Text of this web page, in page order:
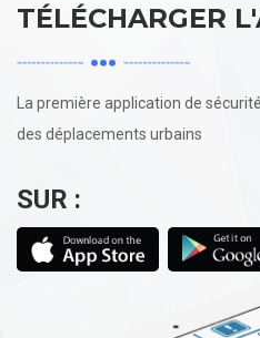
TÉLÉCHARGER
La première application de
des déplacements urbains
SUR :